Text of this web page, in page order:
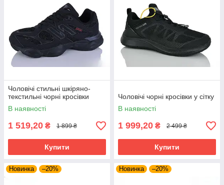
Чоловічі стильні шкіряно-
текстильні чорні кросівки
В наявності
1 519,20 ₴ 1 899 ₴
Купити
Чоловічі чорні кросівки у сітку
В наявності
1 999,20 ₴ 2 499 ₴
Купити
Новинка –20% Новинка –20%